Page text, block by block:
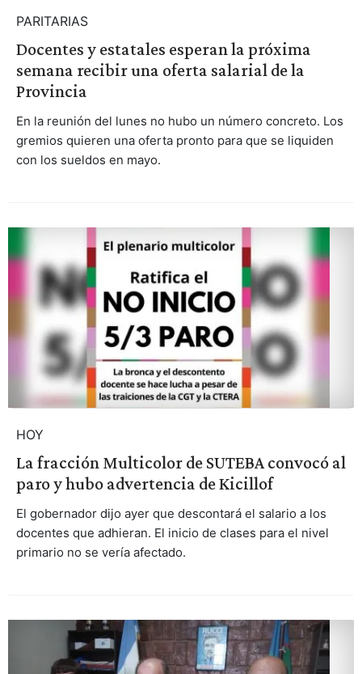
PARITARIAS
Docentes y estatales esperan la próxima
semana recibir una oferta salarial de la
Provincia
En la reunión del lunes no hubo un número concreto. Los
gremios quieren una oferta pronto para que se liquiden
con los sueldos en mayo.
HOY
La fracción Multicolor de SUTEBA convocó al
paro y hubo advertencia de Kicillof
El gobernador dijo ayer que descontará el salario a los
docentes que adhieran. El inicio de clases para el nivel
primario no se vería afectado.